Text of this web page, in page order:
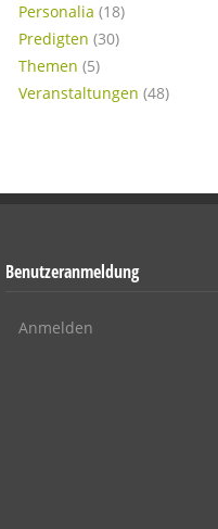
Personalia (18)
Predigten (30)
Themen (5)
Veranstaltungen (48)
Benutzeranmeldung
Anmelden